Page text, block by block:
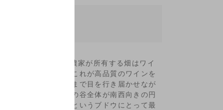
同組合です。1軒の農家が所有する畑はワイ
さな区画ですが、これが高品質のワインを
広くない畑の隅々まで目を行き届かせなが
また、畑のある部分の谷全体が南西向きの円
太陽光を確保できるというブドウにとって最